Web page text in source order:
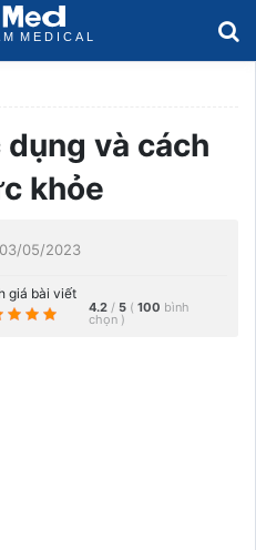
dụng và cách
khỏe
05/2023
giá bài viết
4.2 / 5 ( 100 bình
chọn )